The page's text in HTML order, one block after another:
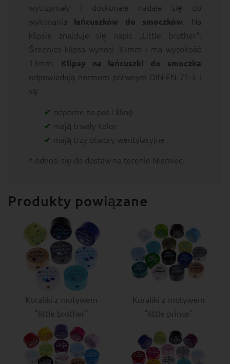
wytrzymały i doskonale nadaje się do
wykonania łańcuszków do smoczków . Na
klipsie znajduje się napis „Little brother“.
Średnica klipsa wynosi 35mm i ma wysokość
13mm.
Klipsy na łańcuszki do smoczka
odpowiadają normom prawnym DIN-EN 71-3 i
są:
odporne na pot i ślinę
mają trwały kolor
mają trzy otwory wentylacyjne
* odnosi się do dostaw na terenie Niemiec.
Produkty powiązane
Koraliki z motywem
"little brother"
Koraliki z motywem
"little prince"